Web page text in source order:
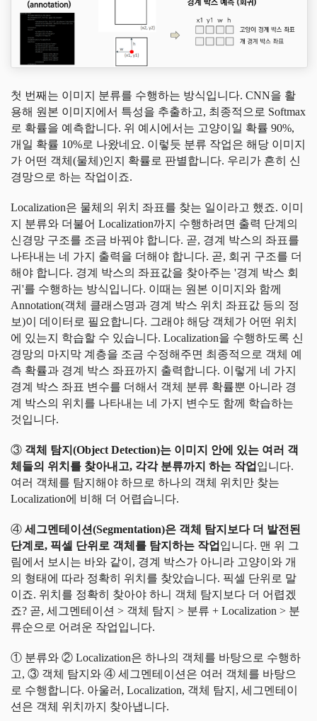
첫 번째는 이미지 분류를 수행하는 방식입니다. CNN을 활
용해 원본 이미지에서 특성을 추출하고, 최종적으로 Softmax
로 확률을 예측합니다. 위 예시에서는 고양이일 확률 90%,
개일 확률 10%로 나왔네요. 이렇듯 분류 작업은 해당 이미지
가 어떤 객체(물체)인지 확률로 판별합니다. 우리가 흔히 신
경망으로 하는 작업이죠.
Localization은 물체의 위치 좌표를 찾는 일이라고 했죠. 이미
지 분류와 더불어 Localization까지 수행하려면 출력 단계의
신경망 구조를 조금 바꿔야 합니다. 곧, 경계 박스의 좌표를
나타내는 네 가지 출력을 더해야 합니다. 곧, 회귀 구조를 더
해야 합니다. 경계 박스의 좌표값을 찾아주는 '경계 박스 회
귀'를 수행하는 방식입니다. 이때는 원본 이미지와 함께
Annotation(객체 클래스명과 경계 박스 위치 좌표값 등의 정
보)이 데이터로 필요합니다. 그래야 해당 객체가 어떤 위치
에 있는지 학습할 수 있습니다. Localization을 수행하도록 신
경망의 마지막 계층을 조금 수정해주면 최종적으로 객체 예
측 확률과 경계 박스 좌표까지 출력합니다. 이렇게 네 가지
경계 박스 좌표 변수를 더해서 객체 분류 확률뿐 아니라 경
계 박스의 위치를 나타내는 네 가지 변수도 함께 학습하는
것입니다.
③ 객체 탐지(Object Detection)는 이미지 안에 있는 여러 객
체들의 위치를 찾아내고, 각각 분류까지 하는 작업 입니다.
여러 객체를 탐지해야 하므로 하나의 객체 위치만 찾는
Localization에 비해 더 어렵습니다.
④ 세그멘테이션(Segmentation)은 객체 탐지보다 더 발전된
단계로, 픽셀 단위로 객체를 탐지하는 작업 입니다. 맨 위 그
림에서 보시는 바와 같이, 경계 박스가 아니라 고양이와 개
의 형태에 따라 정확히 위치를 찾았습니다. 픽셀 단위로 말
이죠. 위치를 정확히 찾아야 하니 객체 탐지보다 더 어렵겠
죠? 곧, 세그멘테이션 > 객체 탐지 > 분류 + Localization > 분
류순으로 어려운 작업입니다.
① 분류와 ② Localization은 하나의 객체를 바탕으로 수행하
고, ③ 객체 탐지와 ④ 세그멘테이션은 여러 객체를 바탕으
로 수행합니다. 아울러, Localization, 객체 탐지, 세그멘테이
션은 객체 위치까지 찾아냅니다.